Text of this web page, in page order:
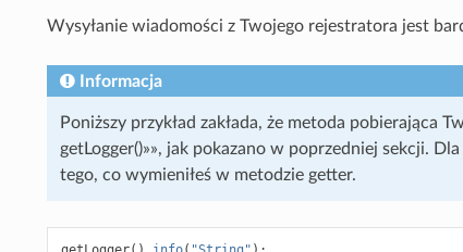
Wysyłanie wiadomości z Twojego rejestratora jest
Informacja
Poniższy przykład zakłada, że metoda pobierająca
getLogger()»», jak pokazano w poprzedniej sekcji.
tego, co wymieniłeś w metodzie getter.